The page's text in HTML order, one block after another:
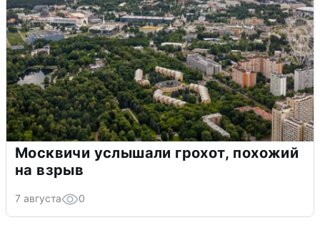
Москвичи услышали грохот, похожий
на взрыв
7 августа 0